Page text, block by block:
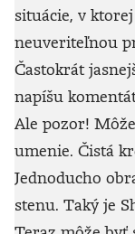
situácie, v
neuveriteľnou
Častokrát
napíšu
Ale pozor!
umenie. Čistá
Jednoducho
stenu. Taký je